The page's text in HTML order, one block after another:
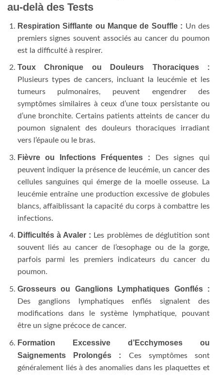
au-delà des Tests
Respiration Sifflante ou Manque de Souffle : Un des
premiers signes souvent associés au cancer du poumon
est la difficulté à respirer.
Toux Chronique ou Douleurs Thoraciques :
Plusieurs types de cancers, incluant la leucémie et les
tumeurs pulmonaires, peuvent engendrer des
symptômes similaires à ceux d’une toux persistante ou
d’une bronchite. Certains patients atteints de cancer du
poumon signalent des douleurs thoraciques irradiant
vers l’épaule ou le bras.
Fièvre ou Infections Fréquentes : Des signes qui
peuvent indiquer la présence de leucémie, un cancer des
cellules sanguines qui émerge de la moelle osseuse. La
leucémie entraîne une production excessive de globules
blancs, affaiblissant la capacité du corps à combattre les
infections.
Difficultés à Avaler : Les problèmes de déglutition sont
souvent liés au cancer de l’œsophage ou de la gorge,
parfois parmi les premiers indicateurs du cancer du
poumon.
Grosseurs ou Ganglions Lymphatiques Gonflés :
Des ganglions lymphatiques enflés signalent des
modifications dans le système lymphatique, pouvant
être un signe précoce de cancer.
Formation Excessive d’Ecchymoses ou
Saignements Prolongés : Ces symptômes sont
généralement liés à des anomalies dans les plaquettes et